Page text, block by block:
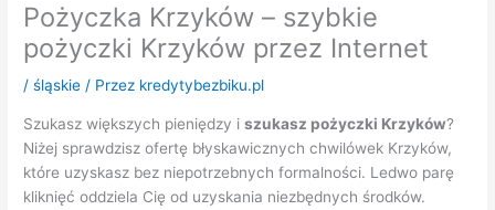
Pożyczka Krzyków – szybkie
pożyczki Krzyków przez Internet
/śląskie / Przez kredytybezbiku.pl
Szukasz większych pieniędzy iszukasz pożyczki Krzyków?
Niżej sprawdzisz ofertę błyskawicznych chwilówek Krzyków,
które uzyskasz bez niepotrzebnych formalności. Ledwo parę
kliknięć oddziela Cię od uzyskania niezbędnych środków.